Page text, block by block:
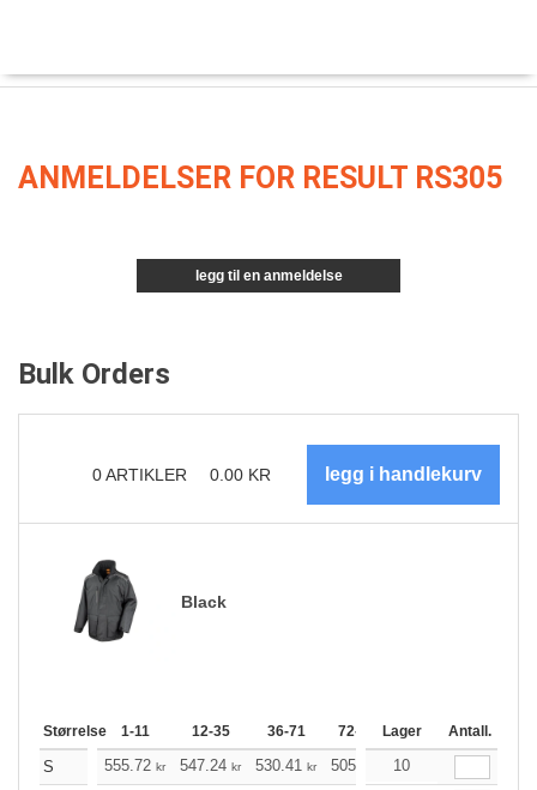
ANMELDELSER FOR RESULT RS305
legg til en anmeldelse
Bulk Orders
0ARTIKLER 0.00 KR
Black
Størrelse 1-11 12-35 36-71 72-143 144-287
Lager Antall.
S 555.72 kr 547.24 kr 530.41 kr 505.21 479.90
10